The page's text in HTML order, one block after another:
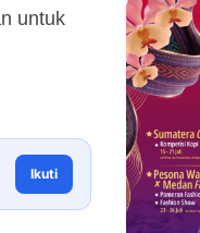
untuk
Ikuti